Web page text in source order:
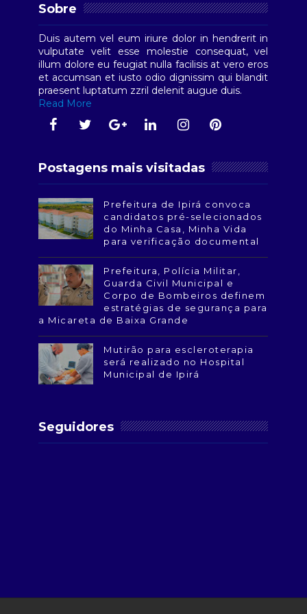
Sobre
Duis autem vel eum iriure dolor in hendrerit in
vulputate velit esse molestie consequat, vel
illum dolore eu feugiat nulla facilisis at vero eros
et accumsan et iusto odio dignissim qui blandit
praesent luptatum zzril delenit augue duis.
Read More
Postagens mais visitadas
Prefeitura de Ipirá convoca
candidatos pré-selecionados
do Minha Casa, Minha Vida
para verificação documental
Prefeitura, Polícia Militar,
Guarda Civil Municipal e
Corpo de Bombeiros definem
estratégias de segurança para
a Micareta de Baixa Grande
Mutirão para escleroterapia
será realizado no Hospital
Municipal de Ipirá
Seguidores